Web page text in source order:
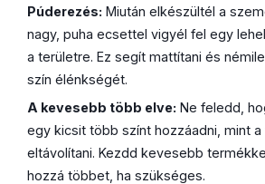
Púderezés: Miután elkészültél a
nagy, puha ecsettel vigyél fel egy
a területre. Ez segít mattítani és
szín élénkségét.
A kevesebb több elve: Ne feledd,
egy kicsit több színt hozzáadni, mint
eltávolítani. Kezdd kevesebb
hozzá többet, ha szükséges.